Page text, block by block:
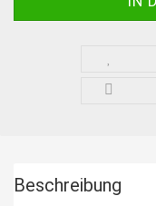
Beschreibung